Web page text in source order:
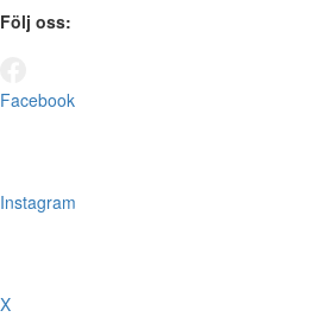
Följ oss:
Facebook
Instagram
X